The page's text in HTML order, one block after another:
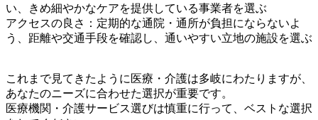
い、きめ細やかなケアを提供している事業者を選ぶ
アクセスの良さ：定期的な通院・通所が負担にならないよ
う、距離や交通手段を確認し、通いやすい立地の施設を選ぶ
これまで見てきたように医療・介護は多岐にわたりますが、
あなたのニーズに合わせた選択が重要です。
医療機関・介護サービス選びは慎重に行って、ベストな選択